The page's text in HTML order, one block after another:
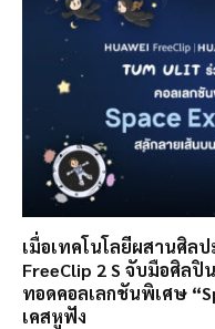
เมื่อเทคโนโลยีผสานศิลป
FreeClip 2 S จับมือศิลปิ
ทอดคอลเลกชันพิเศษ
เคสหูฟัง